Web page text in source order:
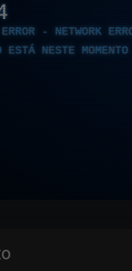
- NETWORK
ESTÁ NESTE